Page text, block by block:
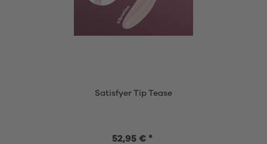
Satisfyer Tip Tease
52,95 € *